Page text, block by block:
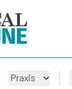
Praxis